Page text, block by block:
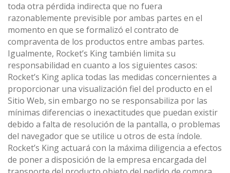
toda otra pérdida indirecta que no fuera
razonablemente previsible por ambas partes en el
momento en que se formalizó el contrato de
compraventa de los productos entre ambas partes.
Igualmente, Rocket’s King también limita su
responsabilidad en cuanto a los siguientes casos:
Rocket’s King aplica todas las medidas concernientes a
proporcionar una visualización fiel del producto en el
Sitio Web, sin embargo no se responsabiliza por las
mínimas diferencias o inexactitudes que puedan existir
debido a falta de resolución de la pantalla, o problemas
del navegador que se utilice u otros de esta índole.
Rocket’s King actuará con la máxima diligencia a efectos
de poner a disposición de la empresa encargada del